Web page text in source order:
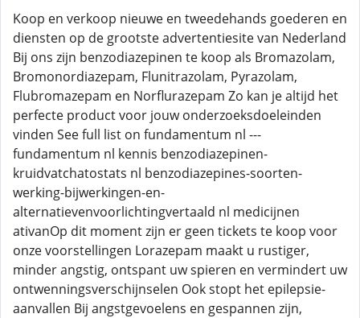
Koop en verkoop nieuwe en tweedehands goederen en
diensten op de grootste advertentiesite van Nederland
Bij ons zijn benzodiazepinen te koop als Bromazolam,
Bromonordiazepam, Flunitrazolam, Pyrazolam,
Flubromazepam en Norflurazepam Zo kan je altijd het
perfecte product voor jouw onderzoeksdoeleinden
vinden See full list on fundamentum nl ---
fundamentum nl kennis benzodiazepinen-
kruidvatchatostats nl benzodiazepines-soorten-
werking-bijwerkingen-en-
alternatievenvoorlichtingvertaald nl medicijnen
ativanOp dit moment zijn er geen tickets te koop voor
onze voorstellingen Lorazepam maakt u rustiger,
minder angstig, ontspant uw spieren en vermindert uw
ontwenningsverschijnselen Ook stopt het epilepsie-
aanvallen Bij angstgevoelens en gespannen zijn,